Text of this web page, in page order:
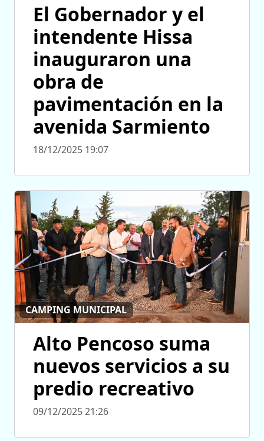
El Gobernador y el
intendente Hissa
inauguraron una
obra de
pavimentación en la
avenida Sarmiento
18/12/2025 19:07
CAMPING MUNICIPAL
Alto Pencoso suma
nuevos servicios a su
predio recreativo
09/12/2025 21:26